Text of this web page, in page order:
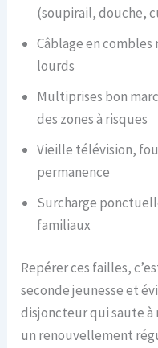
(soupirail, douche,
Câblage en
lourds
Multiprises bon
des zones à risques
Vieille télévision,
permanence
Surcharge
familiaux
Repérer ces failles,
seconde jeunesse et
disjoncteur qui saute
un renouvellement